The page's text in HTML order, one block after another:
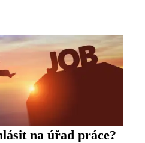
na úřad práce?